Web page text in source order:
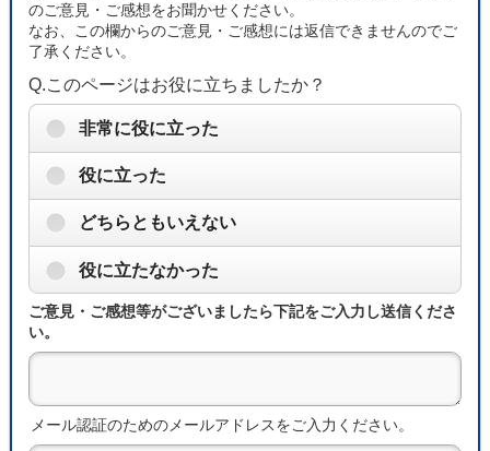
のご意見・ご感想をお聞かせください。
なお、この欄からのご意見・ご感想には返信できませんのでご
了承ください。
Q.このページはお役に立ちましたか？
非常に役に立った
役に立った
どちらともいえない
役に立たなかった
ご意見・ご感想等がございましたら下記をご入力し送信くださ
い。
メール認証のためのメールアドレスをご入力ください。